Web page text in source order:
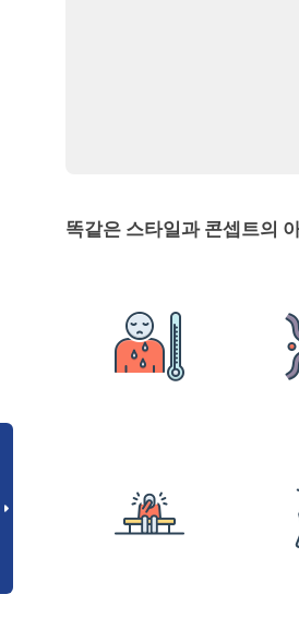
똑같은 스타일과 콘셉트의